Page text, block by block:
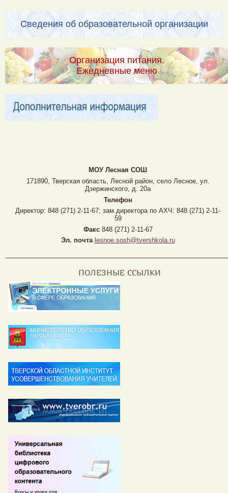
Сведения об образовательной организации
Организация питания.
Ежедневные меню
МОУ Лесная CОШ
171890, Тверская область, Лесной район, село Лесное, ул.
Дзержинского, д. 20а
Телефон
Директор: 848 (271) 2-11-67; зам.директора по АХЧ: 848 (271) 2-11-
59
Факс848 (271) 2-11-67
Эл. почта lesnoe.sosh@tvershkola.ru
ПОЛЕЗНЫЕ ССЫЛКИ